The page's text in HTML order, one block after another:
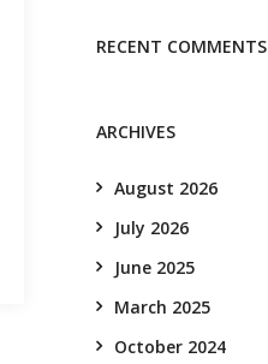
RECENT COMMENTS
ARCHIVES
August 2026
July 2026
June 2025
March 2025
October 2024